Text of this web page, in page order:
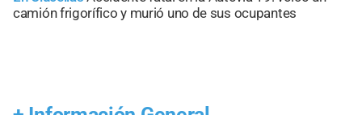
camión frigorífico y murió uno de sus ocupantes